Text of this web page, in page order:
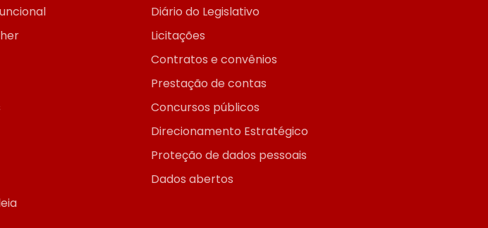
Diário do Legislativo
Licitações
Contratos e convênios
Prestação de contas
Concursos públicos
Direcionamento Estratégico
Proteção de dados pessoais
Dados abertos